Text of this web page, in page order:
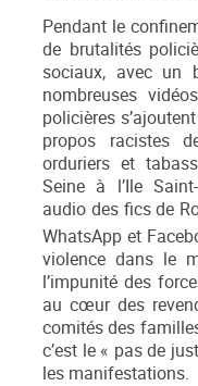
Pendant le
de brutalités
sociaux, avec un
nombreuses
policières
propos racistes
orduriers et
Seine à l’Ile
audio des fics de
WhatsApp et
violence dans le
l’impunité des
au cœur des
comités des
c’est le « pas de
les manifestations.